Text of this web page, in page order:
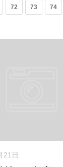
72 73 74
21日